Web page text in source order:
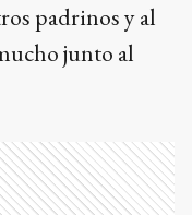
padrinos y al
junto al